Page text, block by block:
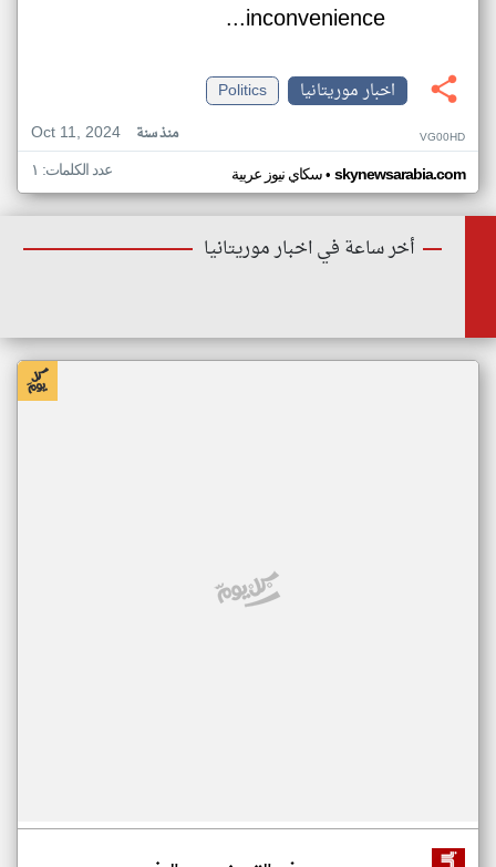
inconvenience...
اخبار موريتانيا
Politics
Oct 11, 2024
منذ سنة VG00HD
سكاي نيوز عربية• skynewsarabia.com عدد الكلمات: ١
أخر ساعة في اخبار موريتانيا